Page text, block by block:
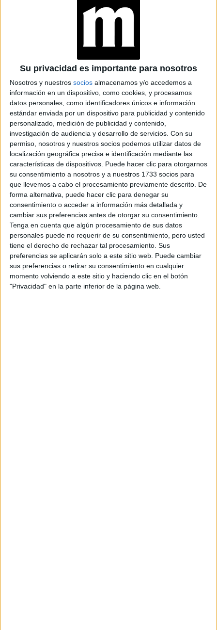
Su privacidad es importante para nosotros
Nosotros y nuestros socios almacenamos y/o accedemos a
información en un dispositivo, como cookies, y procesamos
datos personales, como identificadores únicos e información
estándar enviada por un dispositivo para publicidad y contenido
personalizado, medición de publicidad y contenido,
investigación de audiencia y desarrollo de servicios. Con su
permiso, nosotros y nuestros socios podemos utilizar datos de
localización geográfica precisa e identificación mediante las
características de dispositivos. Puede hacer clic para otorgarnos
su consentimiento a nosotros y a nuestros 1733 socios para
que llevemos a cabo el procesamiento previamente descrito. De
forma alternativa, puede hacer clic para denegar su
consentimiento o acceder a información más detallada y
cambiar sus preferencias antes de otorgar su consentimiento.
Tenga en cuenta que algún procesamiento de sus datos
personales puede no requerir de su consentimiento, pero usted
tiene el derecho de rechazar tal procesamiento. Sus
preferencias se aplicarán solo a este sitio web. Puede cambiar
sus preferencias o retirar su consentimiento en cualquier
momento volviendo a este sitio y haciendo clic en el botón
"Privacidad" en la parte inferior de la página web.
PROYECTO TEXTIL
RITO DEL ANGELITO
Y LA MEMORIA
COLECTIVA
FAKE NEWS E
INTELIGENCIA
ARTIFICIAL: POR
QUÉ YA NO
SABEMOS QUÉ ES
REAL EN REDES
El empoderamiento femenino y el sexo: ¿una
temática tabú?
“Hay un cambio concreto dentro de la sexualidad a partir
del empoderamiento femenino aunque el sexo sigue
siendo tabú pero mucho menos que antes. Cada vez son
más las mujeres que naturalizan la sexualidad y que
puedan hablar del tema”. La directora de Erotique Pink
explica que la masturbación, siempre relegada a los
hombres, dentro de las mujeres ya no está mal vista.